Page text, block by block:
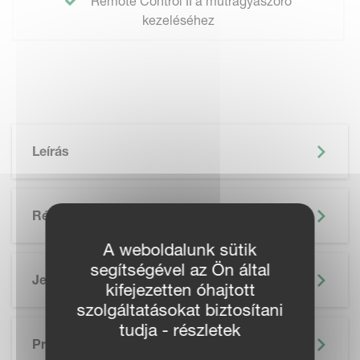
kezeléséhez
Leírás
Részletek
Jellemzők
Prospektus
SKIP BROCHURE
A weboldalunk sütik
segítségével az Ön által
kifejezetten óhajtott
szolgáltatásokat biztosítani
tudja - részletek